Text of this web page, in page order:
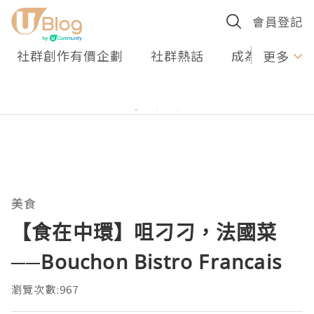
會員登記
社群創作有價企劃 社群熱話 成為U更多
美食
【食在中環】咀刁刁，法國菜
──Bouchon Bistro Francais
瀏覽次數:967